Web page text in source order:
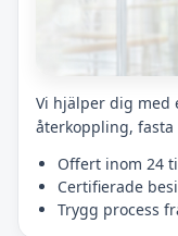
Vi hjälper dig med
återkoppling, fasta
Offert inom 24
Certifierade
Trygg process